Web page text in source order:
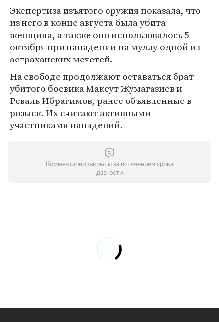
Экспертиза изъятого оружия показала, что
из него в конце августа была убита
женщина, а также оно использовалось 5
октября при нападении на муллу одной из
астраханских мечетей.
На свободе продолжают оставаться брат
убитого боевика Максут Жумагазиев и
Реваль Ибрагимов, ранее объявленные в
розыск. Их считают активными
участниками нападений.
Комментарии закрыты за истечением срока
давности